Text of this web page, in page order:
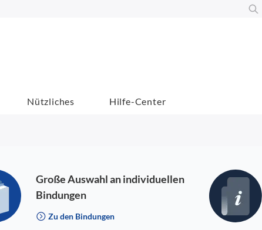
Nützliches Hilfe-Center
Große Auswahl an individuellen
Bindungen
Zu den Bindungen